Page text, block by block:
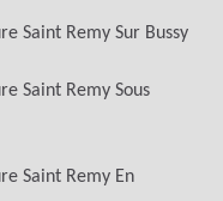
Saint Remy Sur Bussy
Saint Remy Sous
Saint Remy En